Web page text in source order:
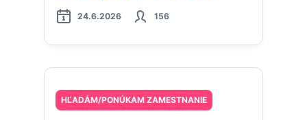
24.6.2026 156
HĽADÁM/PONÚKAM ZAMESTNANIE